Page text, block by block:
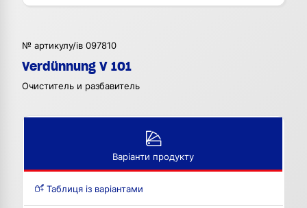
№ артикулу/ів 097810
Verdünnung V 101
Очиститель и разбавитель
Варіанти продукту
Таблиця із варіантами